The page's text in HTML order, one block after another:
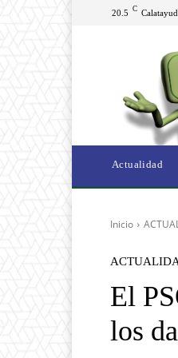
20.5 C Calatayud
Actualidad
Inicio
El
los